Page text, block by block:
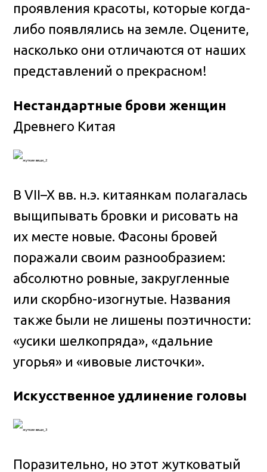
проявления красоты, которые когда-
либо появлялись на земле. Оцените,
насколько они отличаются от наших
представлений о прекрасном!
Нестандартные брови женщин
Древнего Китая
В VII–X вв. н.э. китаянкам полагалась
выщипывать бровки и рисовать на
их месте новые. Фасоны бровей
поражали своим разнообразием:
абсолютно ровные, закругленные
или скорбно-изогнутые. Названия
также были не лишены поэтичности:
«усики шелкопряда», «дальние
угорья» и «ивовые листочки».
Искусственное удлинение головы
Поразительно, но этот жутковатый